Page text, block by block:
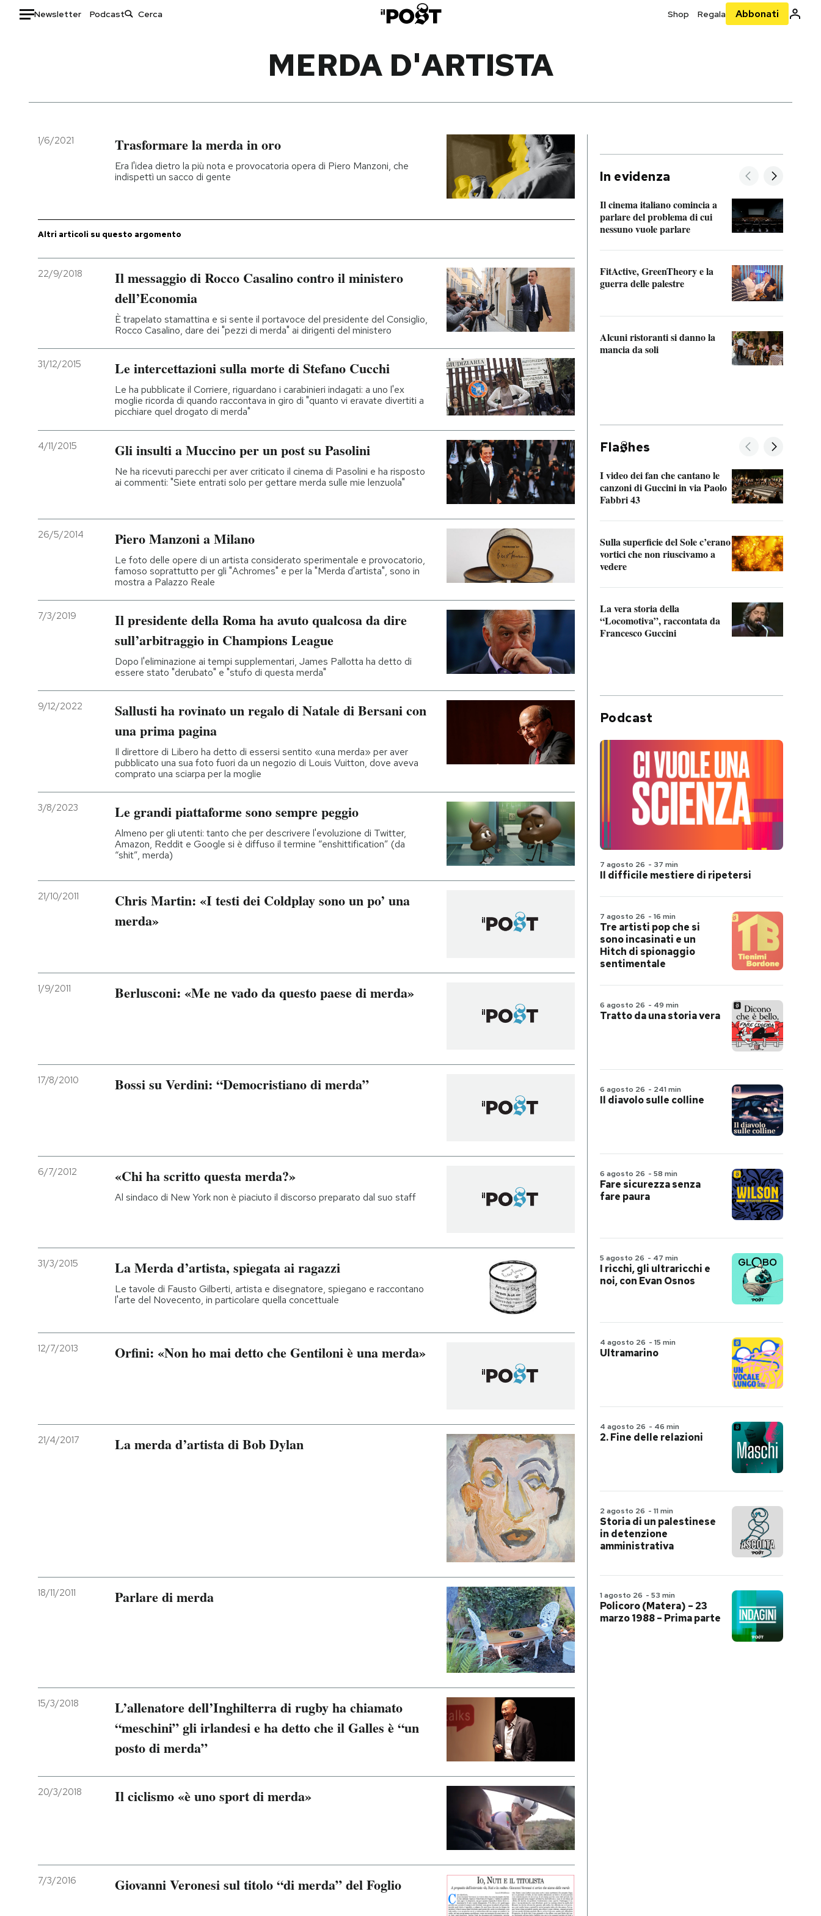
Newsletter Podcast Shop Regala Abbonati
Italia
Politica
Moda
Ok Boomer!
MERDA D'ARTISTA
1/6/2021 Trasformare la merda in oro
Era l'idea dietro la più nota e provocatoria opera di Piero Manzoni, che
indispettì un sacco di gente
Altri articoli su questo argomento
22/9/2018
Il messaggio di Rocco Casalino contro il ministero
dell’Economia
È trapelato stamattina e si sente il portavoce del presidente del Consiglio,
Rocco Casalino, dare dei "pezzi di merda" ai dirigenti del ministero
31/12/2015 Le intercettazioni sulla morte di Stefano Cucchi
Le ha pubblicate il Corriere, riguardano i carabinieri indagati: a uno l'ex
moglie ricorda di quando raccontava in giro di "quanto vi eravate divertiti a
picchiare quel drogato di merda"
4/11/2015 Gli insulti a Muccino per un post su Pasolini
Ne ha ricevuti parecchi per aver criticato il cinema di Pasolini e ha risposto
ai commenti: "Siete entrati solo per gettare merda sulle mie lenzuola"
26/5/2014 Piero Manzoni a Milano
Le foto delle opere di un artista considerato sperimentale e provocatorio,
famoso soprattutto per gli "Achromes" e per la "Merda d'artista", sono in
mostra a Palazzo Reale
7/3/2019
Il presidente della Roma ha avuto qualcosa da dire
sull’arbitraggio in Champions League
Dopo l'eliminazione ai tempi supplementari, James Pallotta ha detto di
essere stato "derubato" e "stufo di questa merda"
9/12/2022
Sallusti ha rovinato un regalo di Natale di Bersani con
una prima pagina
Il direttore di Libero ha detto di essersi sentito «una merda» per aver
pubblicato una sua foto fuori da un negozio di Louis Vuitton, dove aveva
comprato una sciarpa per la moglie
3/8/2023 Le grandi piattaforme sono sempre peggio
Almeno per gli utenti: tanto che per descrivere l'evoluzione di Twitter,
Amazon, Reddit e Google si è diffuso il termine “enshittification” (da
“shit”, merda)
21/10/2011
Chris Martin: «I testi dei Coldplay sono un po’ una
merda»
1/9/2011 Berlusconi: «Me ne vado da questo paese di merda»
17/8/2010 Bossi su Verdini: “Democristiano di merda”
6/7/2012 «Chi ha scritto questa merda?»
Al sindaco di New York non è piaciuto il discorso preparato dal suo staff
31/3/2015 La Merda d’artista, spiegata ai ragazzi
Le tavole di Fausto Gilberti, artista e disegnatore, spiegano e raccontano
l'arte del Novecento, in particolare quella concettuale
12/7/2013 Orfini: «Non ho mai detto che Gentiloni è una merda»
21/4/2017 La merda d’artista di Bob Dylan
18/11/2011 Parlare di merda
15/3/2018
L’allenatore dell’Inghilterra di rugby ha chiamato
“meschini” gli irlandesi e ha detto che il Galles è “un
posto di merda”
20/3/2018 Il ciclismo «è uno sport di merda»
7/3/2016 Giovanni Veronesi sul titolo “di merda” del Foglio
In evidenza
Il cinema italiano comincia a
parlare del problema di cui
nessuno vuole parlare
FitActive, GreenTheory e la
guerra delle palestre
Alcuni ristoranti si danno la
mancia da soli
Fla hes
I video dei fan che cantano le
canzoni di Guccini in via Paolo
Fabbri 43
Sulla superficie del Sole c’erano
vortici che non riuscivamo a
vedere
La vera storia della
“Locomotiva”, raccontata da
Francesco Guccini
Podcast
7 agosto 26 - 37 min
Il difficile mestiere di ripetersi
7 agosto 26 - 16 min
Tre artisti pop che si
sono incasinati e un
Hitch di spionaggio
sentimentale
6 agosto 26 - 49 min
Tratto da una storia vera
6 agosto 26 - 241 min
Il diavolo sulle colline
6 agosto 26 - 58 min
Fare sicurezza senza
fare paura
5 agosto 26 - 47 min
I ricchi, gli ultraricchi e
noi, con Evan Osnos
4 agosto 26 - 15 min
Ultramarino
4 agosto 26 - 46 min
2. Fine delle relazioni
2 agosto 26 - 11 min
Storia di un palestinese
in detenzione
amministrativa
1 agosto 26 - 53 min
Policoro (Matera) – 23
marzo 1988 – Prima parte